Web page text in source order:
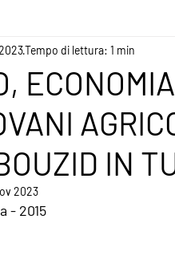
IN
Tempo di lettura: 1 min
2023
- 2015